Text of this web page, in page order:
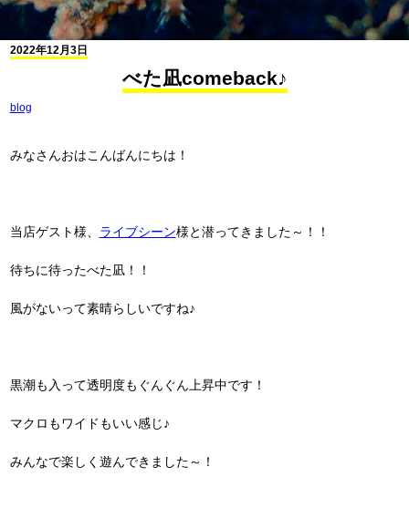
2022年12月3日
べた凪comeback♪
blog
みなさんおはこんばんにちは！
当店ゲスト様、 ライブシーン様と潜ってきました～！！
待ちに待ったべた凪！！
風がないって素晴らしいですね♪
黒潮も入って透明度もぐんぐん上昇中です！
マクロもワイドもいい感じ♪
みんなで楽しく遊んできました～！